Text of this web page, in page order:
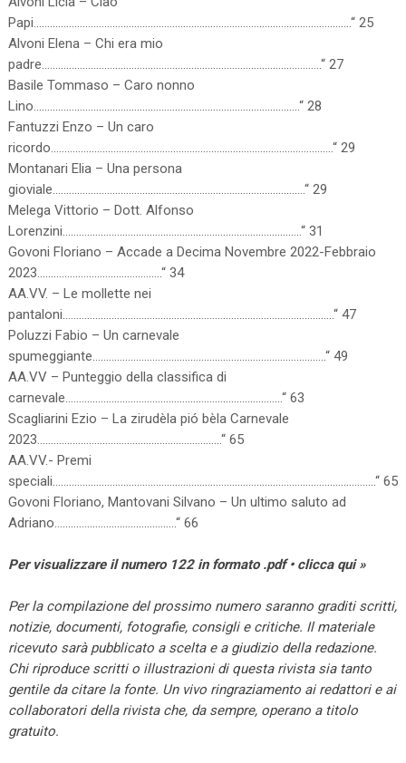
Papi………………………………………………………………………………………………………“ 25
Alvoni Elena – Chi era mio
padre………………………………………………………………………………………….“ 27
Basile Tommaso – Caro nonno
Lino……………………………………………………………………………………..“ 28
Fantuzzi Enzo – Un caro
ricordo…………………………………………………………………………………………..“ 29
Montanari Elia – Una persona
gioviale…………………………………………………………………………………“ 29
Melega Vittorio – Dott. Alfonso
Lorenzini…………………………………………………………………………….“ 31
Govoni Floriano – Accade a Decima Novembre 2022-Febbraio
2023……………………………………….“ 34
AA.VV. – Le mollette nei
pantaloni……………………………………………………………………………………….“ 47
Poluzzi Fabio – Un carnevale
spumeggiante…………………………………………………………………………..“ 49
AA.VV – Punteggio della classifica di
carnevale……………………………………………………………………..“ 63
Scagliarini Ezio – La zirudèla pió bèla Carnevale
2023…………………………………………………………..“ 65
AA.VV.- Premi
speciali………………………………………………………………………………………………………..“ 65
Govoni Floriano, Mantovani Silvano – Un ultimo saluto ad
Adriano………………………………………“ 66
Per visualizzare il numero 122 in formato .pdf • clicca qui »
Per la compilazione del prossimo numero saranno graditi scritti,
notizie, documenti, fotografie, consigli e critiche. Il materiale
ricevuto sarà pubblicato a scelta e a giudizio della redazione.
Chi riproduce scritti o illustrazioni di questa rivista sia tanto
gentile da citare la fonte. Un vivo ringraziamento ai redattori e ai
collaboratori della rivista che, da sempre, operano a titolo
gratuito.